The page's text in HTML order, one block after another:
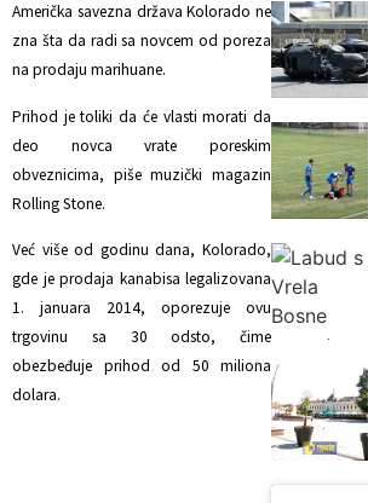
Američka savezna država Kolorado ne
zna šta da radi sa novcem od poreza
na prodaju marihuane.
Prihod je toliki da će vlasti morati da
deo novca vrate poreskim
obveznicima, piše muzički magazin
Rolling Stone.
Već više od godinu dana, Kolorado,
gde je prodaja kanabisa legalizovana
1. januara 2014, oporezuje ovu
trgovinu sa 30 odsto, čime
obezbeđuje prihod od 50 miliona
dolara.